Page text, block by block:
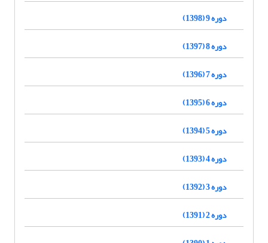
دوره 9 (1398)
دوره 8 (1397)
دوره 7 (1396)
دوره 6 (1395)
دوره 5 (1394)
دوره 4 (1393)
دوره 3 (1392)
دوره 2 (1391)